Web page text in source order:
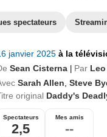
spectateurs
janvier 2025 à la
Sean Cisterna Par
Sarah Allen Steve
original Daddy's
Spectateurs
2,5
Mes amis
--